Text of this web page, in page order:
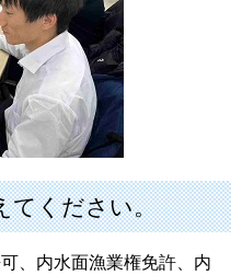
てください。
、内水面漁業権免許、内